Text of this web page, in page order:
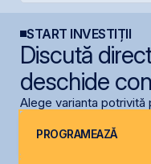
START INVESTIȚII
Discută
deschide
Alege varianta potrivită
PROGRAMEAZĂ